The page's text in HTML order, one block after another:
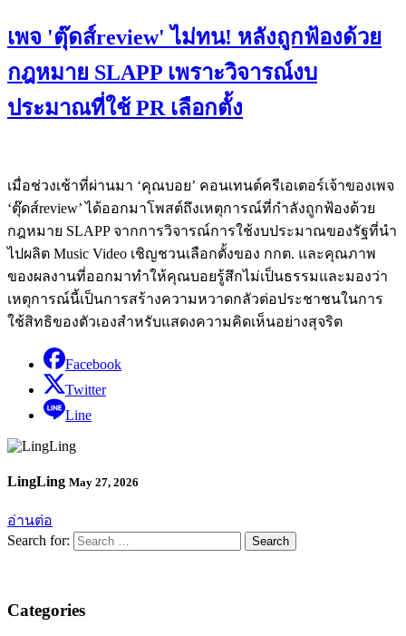
เพจ 'ตุ๊ดส์review' ไม่ทน! หลังถูกฟ้องด้วย
กฎหมาย SLAPP เพราะวิจารณ์งบ
ประมาณที่ใช้ PR เลือกตั้ง
เมื่อช่วงเช้าที่ผ่านมา ‘คุณบอย’ คอนเทนต์ครีเอเตอร์เจ้าของเพจ
‘ตุ๊ดส์review’ ได้ออกมาโพสต์ถึงเหตุการณ์ที่กำลังถูกฟ้องด้วย
กฎหมาย SLAPP จากการวิจารณ์การใช้งบประมาณของรัฐที่นำ
ไปผลิต Music Video เชิญชวนเลือกตั้งของ กกต. และคุณภาพ
ของผลงานที่ออกมาทำให้คุณบอยรู้สึกไม่เป็นธรรมและมองว่า
เหตุการณ์นี้เป็นการสร้างความหวาดกลัวต่อประชาชนในการ
ใช้สิทธิของตัวเองสำหรับแสดงความคิดเห็นอย่างสุจริต
Facebook
Twitter
Line
LingLing May 27, 2026
อ่านต่อ
Search for:
Categories